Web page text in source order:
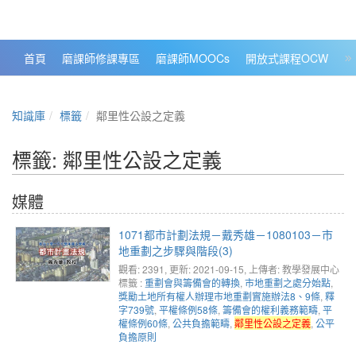
首頁 磨課師修課專區 磨課師MOOCs 開放式課程OCW
知識庫 標籤 鄰里性公設之定義
標籤: 鄰里性公設之定義
媒體
1071都市計劃法規－戴秀雄－1080103－市
地重劃之步驟與階段(3)
觀看: 2391 , 更新: 2021-09-15, 上傳者: 教學發展中心
標籤 :重劃會與籌備會的轉換, 市地重劃之處分始點,
獎勵土地所有權人辦理市地重劃實施辦法8、9條, 釋
字739號, 平權條例58條, 籌備會的權利義務範疇, 平
權條例60條, 公共負擔範疇, 鄰里性公設之定義, 公平
負擔原則